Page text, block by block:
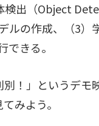
検出（Object
ルの作成、（3）
きる。
！」というデモ
みよう。